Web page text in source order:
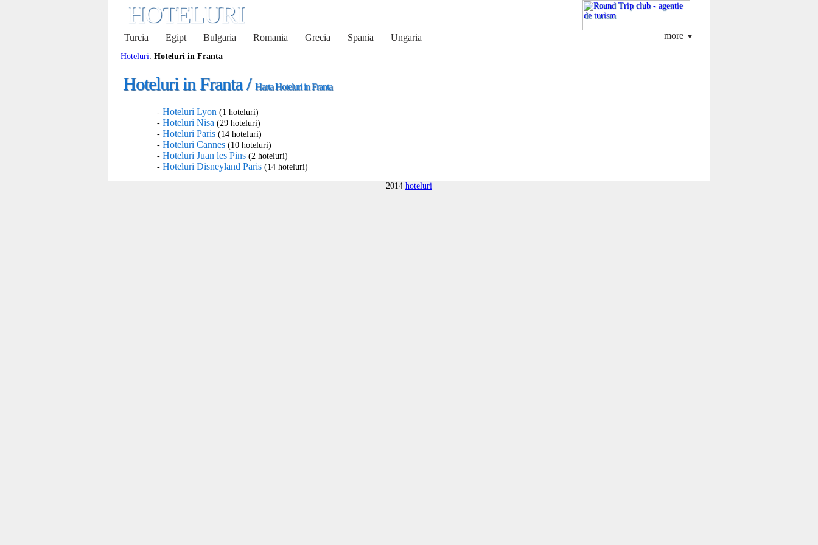
HOTELURI
Turcia Egipt Bulgaria Romania Grecia Spania Ungaria more ▼
Hoteluri: Hoteluri in Franta
Hoteluri in Franta / Harta Hoteluri in Franta
- Hoteluri Lyon (1 hoteluri)
- Hoteluri Nisa (29 hoteluri)
- Hoteluri Paris (14 hoteluri)
- Hoteluri Cannes (10 hoteluri)
- Hoteluri Juan les Pins (2 hoteluri)
- Hoteluri Disneyland Paris (14 hoteluri)
2014 hoteluri